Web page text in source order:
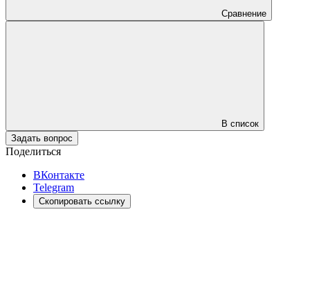
Сравнение
В список
Задать вопрос
Поделиться
ВКонтакте
Telegram
Скопировать ссылку